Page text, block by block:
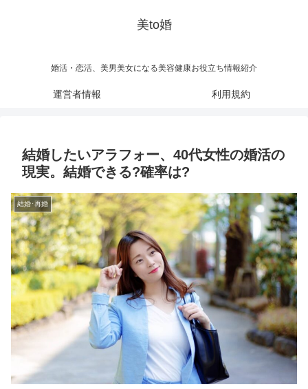
美to婚
婚活・恋活、美男美女になる美容健康お役立ち情報紹介
運営者情報 利用規約
結婚したいアラフォー、40代女性の婚活の
現実。結婚できる?確率は?
結婚･再婚